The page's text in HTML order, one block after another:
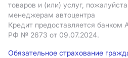
товаров и (или) услуг,
менеджерам автоцентра
Кредит предоставляется банком
РФ № 2673 от 09.07.2024.
Обязательное страхование